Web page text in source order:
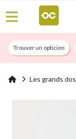
Trouver un opticien
Les grands